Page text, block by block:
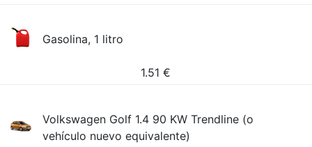
Gasolina, 1 litro
1.51 €
Volkswagen Golf 1.4 90 KW Trendline (o
vehículo nuevo equivalente)